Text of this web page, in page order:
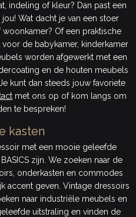
indeling of kleur? Dan past een
Wat dacht je van een stoer
Of een praktische
de babykamer, kinderkamer
worden afgewerkt met een
en de houten meubels
kunt dan steeds jouw favoriete
met ons op of kom langs om
te bespreken!
kasten
met een mooie geleefde
zijn. We zoeken naar de
onderkasten en commodes
accent geven. Vintage dressoirs
naar industriële meubels en
uitstraling en vinden de